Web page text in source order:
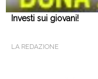
Investi sui giovani!
LA REDAZIONE